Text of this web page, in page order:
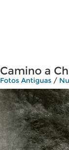
Camino a
Fotos Antiguas /